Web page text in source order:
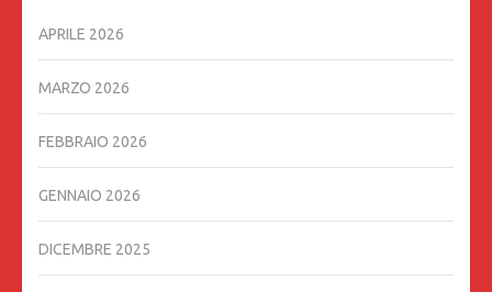
APRILE 2026
MARZO 2026
FEBBRAIO 2026
GENNAIO 2026
DICEMBRE 2025